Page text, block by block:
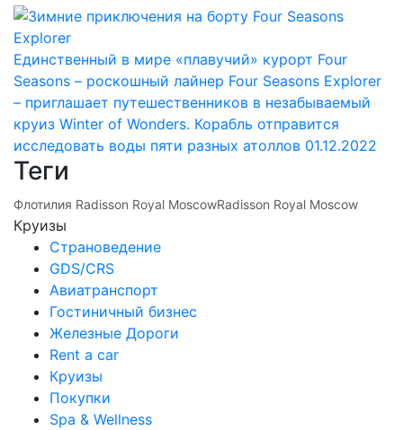
Единственный в мире «плавучий» курорт Four
Seasons – роскошный лайнер Four Seasons Explorer
– приглашает путешественников в незабываемый
круиз Winter of Wonders. Корабль отправится
исследовать воды пяти разных атоллов 01.12.2022
Теги
Флотилия Radisson Royal MoscowRadisson Royal Moscow
Круизы
Страноведение
GDS/CRS
Авиатранспорт
Гостиничный бизнес
Железные Дороги
Rent a car
Круизы
Покупки
Spa & Wellness